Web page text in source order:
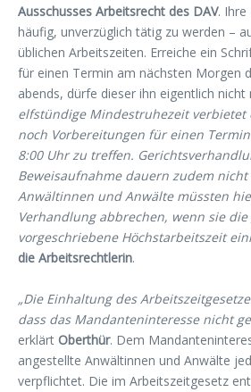
Ausschusses Arbeitsrecht des DAV. Ihre
häufig, unverzüglich tätig zu werden –
üblichen Arbeitszeiten. Erreiche ein
für einen Termin am nächsten Morgen
abends, dürfe dieser ihn eigentlich nicht
elfstündige Mindestruhezeit verbietet
noch Vorbereitungen für einen
8:00 Uhr zu treffen.
Beweisaufnahme dauern zudem
Anwältinnen und Anwälte müssten
Verhandlung abbrechen, wenn sie die
vorgeschriebene Höchstarbeitszeit
die Arbeitsrechtlerin.
„Die Einhaltung des
dass das Mandanteninteresse nicht
erklärt Oberthür. Dem
angestellte Anwältinnen und Anwälte
verpflichtet. Die im Arbeitszeitgesetz